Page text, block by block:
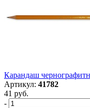
Карандаш
Артикул: 41782
41 руб.
-